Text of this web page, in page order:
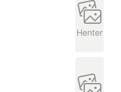
Henter